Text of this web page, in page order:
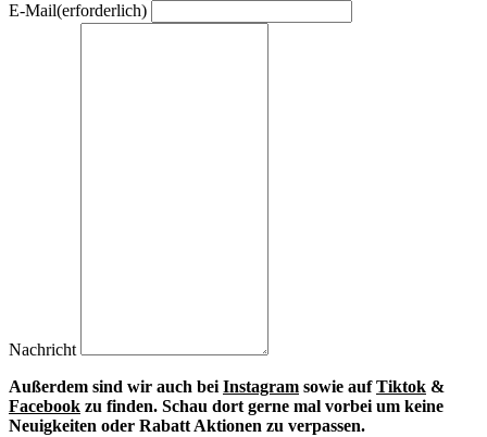
E-Mail(erforderlich)
Nachricht
Außerdem sind wir auch bei Instagram sowie aufTiktok &
Facebook zu finden. Schau dort gerne mal vorbei um keine
Neuigkeiten oder Rabatt Aktionen zu verpassen.